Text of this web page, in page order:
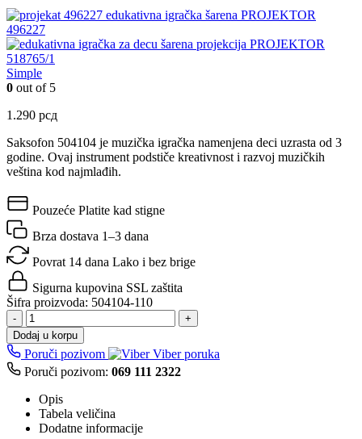
PROJEKTOR
496227
PROJEKTOR
518765/1
Simple
0 out of 5
1.290 рсд
Saksofon 504104 je muzička igračka namenjena deci uzrasta od 3
godine. Ovaj instrument podstiče kreativnost i razvoj muzičkih
veština kod najmlađih.
Pouzeće Platite kad stigne
Brza dostava 1–3 dana
Povrat 14 dana Lako i bez brige
Sigurna kupovina SSL zaštita
Šifra proizvoda: 504104-110
-
+
Dodaj u korpu
Poruči pozivom
Viber poruka
Poruči pozivom: 069 111 2322
Opis
Tabela veličina
Dodatne informacije